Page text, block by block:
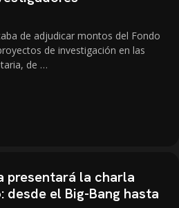
de adjudicar montos del Fondo
de investigación en las
de …
presentará la charla
desde el Big-Bang hasta